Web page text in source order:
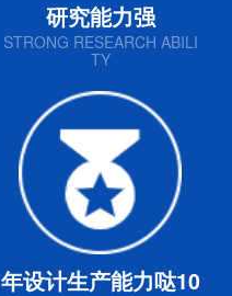
研究能力强
STRONG RESEARCH ABILI
TY
年设计生产能力哒10